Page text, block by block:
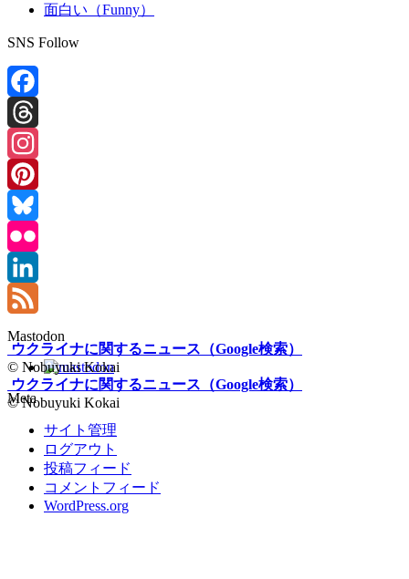
面白い（Funny）
SNS Follow
Facebook
Threads
Instagram
Pinterest
Bluesky
Flickr
LinkedIn
Feed
Mastodon
Meta
サイト管理
ログアウト
投稿フィード
コメントフィード
WordPress.org
ウクライナに関するニュース（Google検索）
© Nobuyuki Kokai
ウクライナに関するニュース（Google検索）
© Nobuyuki Kokai